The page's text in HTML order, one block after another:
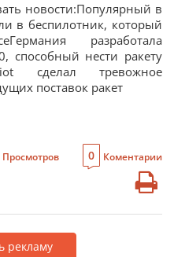
новости:Популярный в
в беспилотник, который
разработала
способный нести ракету
сделал тревожное
поставок ракет
Просмотров 0 Коментарии
рекламу